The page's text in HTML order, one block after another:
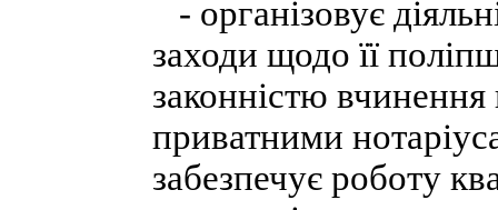
- організовує
заходи щодо її
законністю
приватними
забезпечує роботу